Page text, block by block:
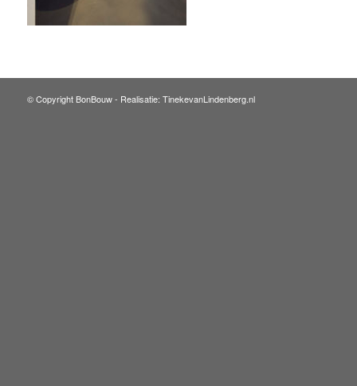
© Copyright BonBouw - Realisatie: TinekevanLindenberg.nl